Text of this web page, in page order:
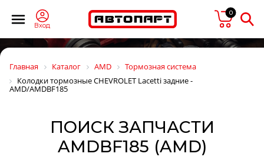
Вход
0
Главная Каталог AMD
Тормозная система
Колодки тормозные CHEVROLET Lacetti задние -
AMD/AMDBF185
ПОИСК ЗАПЧАСТИ
AMDBF185 (AMD)